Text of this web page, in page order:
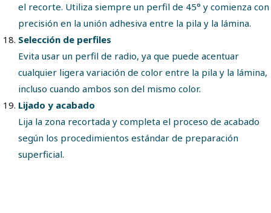
el recorte. Utiliza siempre un perfil de 45° y comienza con
precisión en la unión adhesiva entre la pila y la lámina.
Selección de perfiles
Evita usar un perfil de radio, ya que puede acentuar
cualquier ligera variación de color entre la pila y la lámina,
incluso cuando ambos son del mismo color.
Lijado y acabado
Lija la zona recortada y completa el proceso de acabado
según los procedimientos estándar de preparación
superficial.